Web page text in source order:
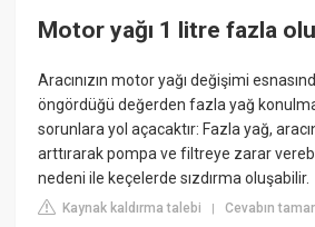
Motor yağı 1 litre fazla
Aracınızın motor yağı değişimi
öngördüğü değerden fazla yağ
sorunlara yol açacaktır: Fazla yağ,
arttırarak pompa ve filtreye zarar
nedeni ile keçelerde sızdırma oluşabilir.
Kaynak kaldırma talebi |Cevabın